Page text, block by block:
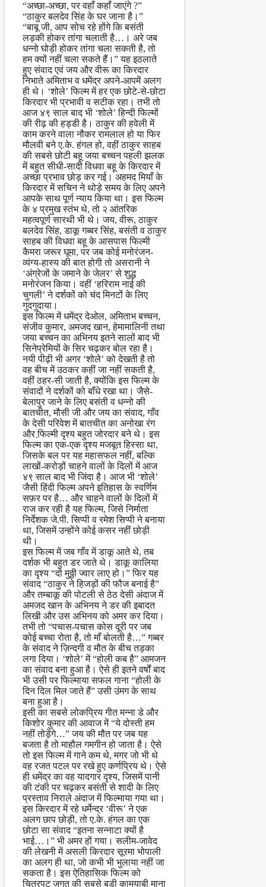
“अच्छा-अच्छा, पर वहाँ कहाँ जाएंगे ?”
“ठाकुर बलदेव सिंह के घर जाना है।”
“बाबू जी, आप सोच रहे होंगे कि बसंती
लड़की होकर तांगा चलाती है…। अरे जब
धन्नो घोड़ी होकर तांगा चला सकती है, तो
हम क्यों नहीं चला सकते हैं।” यह इठलाते
हुए संवाद एवं जय और वीरू का किरदार
निभाते अमिताभ व धमेंद्र अपने-आपमें अलग
ही थे। ‘शोले’ फिल्म में हर एक छोटे-से-छोटा
किरदार भी प्रभावी व सटीक रहा। तभी तो
आज ४९ साल बाद भी ‘शोले’ हिन्दी फिल्मों
की रीढ़ की हड्डी है। ठाकुर की हवेली में
काम करने वाला नौकर रामलाल हो या फिर
मौलवी बने ए.के. हंगल हो, वहीं ठाकुर साहब
की सबसे छोटी बहू जया बच्चन पहली झलक
में बहुत सीधी-सादी विधवा बहू के किरदार में
अच्छा प्रभाव छोड़ कर गई। अहमद मियाँ के
किरदार में सचिन ने थोड़े समय के लिए अपने
आपके साथ पूर्ण न्याय किया था। इस फिल्म
के ४ प्रमुख स्तंभ थे, तो २ आंतरिक
महत्वपूर्ण सारथी भी थे। जय, वीरू, ठाकुर
बलदेव सिंह, डाकू गब्बर सिंह, बसंती व ठाकुर
साहब की विधवा बहू के आसपास फिल्मी
कैमरा जरूर घूमा, पर जब कोई मनोरंजन-
व्यंग्य-हास्य की बात होगी तो असरानी ने
‘अंग्रेजों के जमाने के जेलर’ से शुद्ध
मनोरंजन किया। वहीं ‘हरिराम नाई की
चुगली’ ने दर्शकों को चंद मिनटों के लिए
गुदगुदाया।
इस फिल्म में धमेंद्र देओल, अमिताभ बच्चन,
संजीव कुमार, अमजद खान, हेमामालिनी तथा
जया बच्चन का अभिनय इतने सालों बाद भी
सिनेप्रेमियों के सिर चढ़कर बोल रहा है।
नयी पीढ़ी भी अगर ‘शोले’ को देखती है तो
वह बीच में उठकर कहीं जा नहीं सकती है,
वहीं ठहर-सी जाती है, क्योंकि इस फिल्म के
संवादों ने दर्शकों को बाँधे रखा था। जैसे-
बेलापुर जाने के लिए बसंती व धन्नो की
बातचीत, मौसी जी और जय का संवाद, गाँव
के देसी परिवेश में बातचीत का अनोखा रंग
और फि़ल्मी दृश्य बहुत जोरदार बने थे। इस
फिल्म का एक-एक दृश्य मजबूत हिस्सा था,
जिसके बल पर यह महासफल नहीं, बल्कि
लाखों-करोड़ों चाहने वालों के दिलों में आज
४९ साल बाद भी जिंदा है। आज भी ‘शोले’
जैसी हिंदी फिल्म अपने इतिहास के स्वर्णिम
सफ़र पर है… और चाहने वालों के दिलों में
राज कर रही है यह फिल्म, जिसे निर्माता
निर्देशक जे.पी. सिप्पी व रमेश सिप्पी ने बनाया
था, जिसमें उन्होंने कोई कसर नहीं छोड़ी
थी।
इस फिल्म में जब गाँव में डाकू आते थे, तब
दर्शक भी बहुत डर जाते थे। डाकू कालिया
का दृश्य “दो मुठ्ठी ज्वार लाए हो।” फिर यह
संवाद “ठाकुर ने हिजड़ों की फौज बनाई है”
और तम्बाकू की पोटली से ठेठ देसी अंदाज में
अमजद खान के अभिनय ने डर की इबादत
लिखी और उस अभिनय को अमर कर दिया।
तभी तो “पचास-पचास कोस दूरी पर जब
कोई बच्चा रोता है, तो माँ बोलती है…” गब्बर
के संवाद ने ज़िन्दगी व मौत के बीच तड़का
लगा दिया। ‘शोले’ में “होली कब है” आमजन
का संवाद बना हुआ है। ऐसे ही इतने वर्षों बाद
भी उसी पर फिल्माया सफल गाना “होली के
दिन दिल मिल जाते हैं” उसी उंमग के साथ
बना हुआ है।
इसी का सबसे लोकप्रिय गीत मन्ना डे और
किशोर कुमार की आवाज में “ये दोस्ती हम
नहीं तोड़ेंगे…” जय की मौत पर जब यह
बजता है तो माहौल गमगीन हो जाता है। ऐसे
तो इस फिल्म में गाने कम थे, मगर जो भी थे
वह रजत पटल पर रखे हुए कर्णप्रिय थे। ऐसे
ही धमेंद्र का वह यादगार दृश्य, जिसमें पानी
की टंकी पर चढ़कर बसंती से शादी के लिए
प्रस्ताव निराले अंदाज में फिल्माया गया था।
इस किरदार में रहे धर्मेन्द्र ‘वीरू’ ने एक
अलग छाप छोड़ी, तो ए.के. हंगल का एक
छोटा सा संवाद “इतना सन्नाटा क्यों है
भाई…।” भी अमर हों गया। सलीम-जावेद
की लेखनी में असली किरदार सूरमा भोपाली
का अलग ही था, जो कभी भी भुलाया नहीं जा
सकता है। इस ऐतिहासिक फिल्म को
चित्रपट जगत की सबसे बड़ी कामयाबी माना